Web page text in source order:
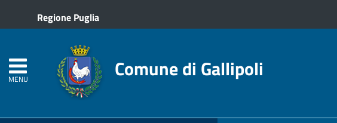
Regione Puglia
MENU Comune di Gallipoli